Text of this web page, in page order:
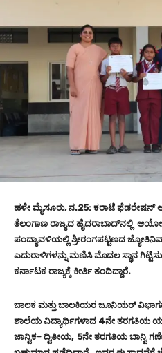
ಹಳೇ ಮೈಸೂರು, ನ.25: ಕರಾಟೆ
ತೆಲಂಗಾಣ ರಾಜ್ಯದ ಹೈದರಾಬಾದ್‌ನಲ್ಲಿ
ಪಂದ್ಯಾವಳಿಯಲ್ಲಿ ಶ್ರೀರಂಗಪಟ್ಟಣದ
ಎದುರಾಳಿಗಳನ್ನು ಮಣಿಸಿ ಮೊದಲ ಸ್ಥಾನ
ಕರ್ನಾಟಕ ರಾಜ್ಯಕ್ಕೆ ಕೀರ್ತಿ ತಂದಿದ್ದಾರೆ.
ಬಾಲಕ ಮತ್ತು ಬಾಲಕಿಯರ ಜೂನಿಯರ್
ಶಾಲೆಯ ವಿದ್ಯಾರ್ಥಿಗಳಾದ 4ನೇ ತರಗತಿಯ
ಜಾನ್ವಿಕ- ದ್ವಿತೀಯ, 5ನೇ ತರಗತಿಯ ಬಾನ್ವಿ